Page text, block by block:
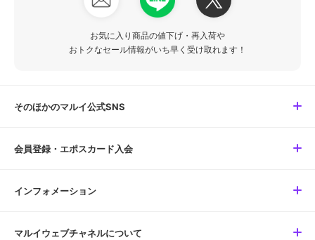
お気に入り商品の値下げ・再入荷や
おトクなセール情報がいち早く受け取れます！
そのほかのマルイ公式SNS
会員登録・エポスカード入会
インフォメーション
マルイウェブチャネルについて